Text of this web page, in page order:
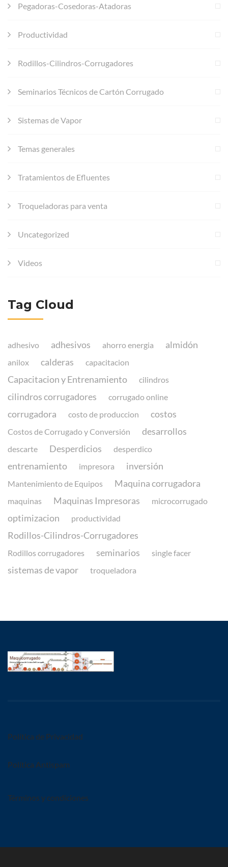
Pegadoras-Cosedoras-Atadoras
Productividad
Rodillos-Cilindros-Corrugadores
Seminarios Técnicos de Cartón Corrugado
Sistemas de Vapor
Temas generales
Tratamientos de Efluentes
Troqueladoras para venta
Uncategorized
Videos
Tag Cloud
adhesivo adhesivos ahorro energia almidón
anilox calderas capacitacion
Capacitacion y Entrenamiento cilindros
cilindros corrugadores corrugado online
corrugadora costo de produccion costos
Costos de Corrugado y Conversión desarrollos
descarte Desperdicios desperdico
entrenamiento impresora inversión
Mantenimiento de Equipos Maquina corrugadora
maquinas Maquinas Impresoras microcorrugado
optimizacion productividad
Rodillos-Cilindros-Corrugadores
Rodillos corrugadores seminarios single facer
sistemas de vapor troqueladora
Política de Privacidad
Política Antispam
Términos y condiciones